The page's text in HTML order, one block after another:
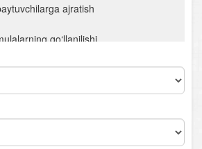
ajratish
qo‘llanilishi
ko‘rsatkichli daraja